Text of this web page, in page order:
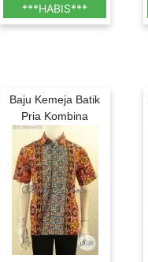
***HABIS***
Baju Kemeja Batik
Pria Kombina